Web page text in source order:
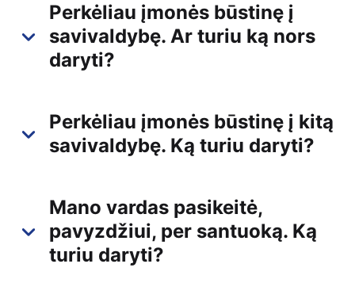
Perkėliau įmonės būstinę į
savivaldybę. Ar turiu ką nors
daryti?
Perkėliau įmonės būstinę į kitą
savivaldybę. Ką turiu daryti?
Mano vardas pasikeitė,
pavyzdžiui, per santuoką. Ką
turiu daryti?